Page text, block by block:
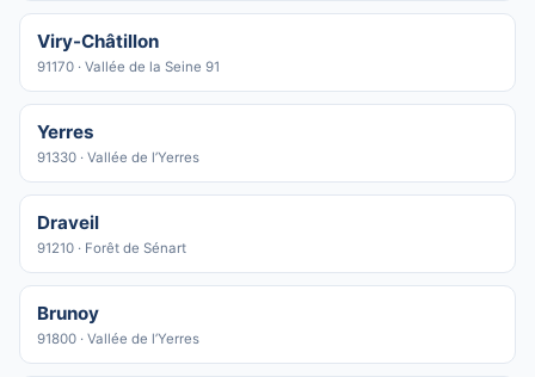
Viry-Châtillon
91170 · Vallée de la Seine 91
Yerres
91330 · Vallée de l’Yerres
Draveil
91210 · Forêt de Sénart
Brunoy
91800 · Vallée de l’Yerres